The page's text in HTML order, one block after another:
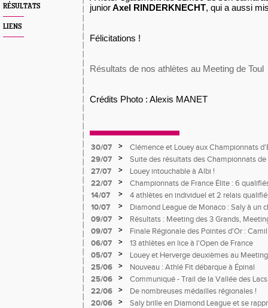
RÉSULTATS
LIENS
juniorAxel RINDERKNECHT, qui a aussi
Félicitations !
Résultats de nos athlètes au Meeting de Toul
Crédits Photo : Alexis MANET
30/07 >
Clémence et Louey aux Championnats
29/07
>
Suite des résultats des Championnats de
27/07
>
Louey intouchable à Albi !
22/07
>
Championnats de France Élite : 6
14/07
>
4 athlètes en individuel et 2 relais
France Avenir
10/07 >
Diamond League de Monaco : Saly à un
meneur d'allure pour un record du monde
09/07 >
Résultats : Meeting des 3 Grands,
09/07
>
Finale Régionale des Pointes d'Or :
06/07
>
13 athlètes en lice à l'Open de France
05/07
>
Louey et Herverge deuxièmes au
25/06
>
Nouveau : Athlé Fit débarque à Épinal
25/06
>
Communiqué - Trail de la Vallée des Lacs
22/06
>
De nombreuses médailles régionales !
20/06
>
Saly brille en Diamond League et se